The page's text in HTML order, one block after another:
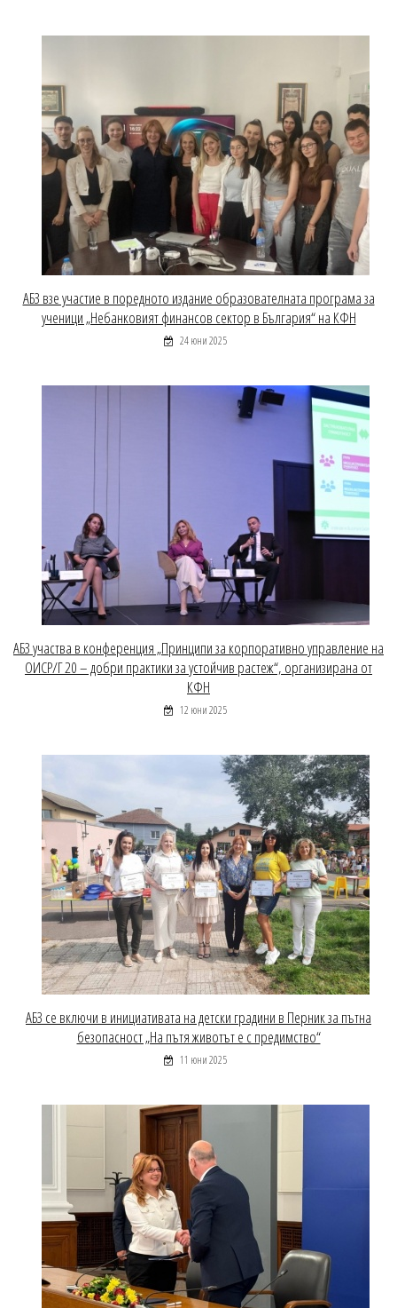
АБЗ взе участие в поредното издание образователната програма за
ученици „Небанковият финансов сектор в България“ на КФН
24 юни 2025
АБЗ участва в конференция „Принципи за корпоративно управление на
ОИСР/Г 20 – добри практики за устойчив растеж“, организирана от
КФН
12 юни 2025
АБЗ се включи в инициативата на детски градини в Перник за пътна
безопасност „На пътя животът е с предимство“
11 юни 2025